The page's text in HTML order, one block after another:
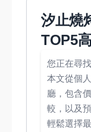
汐止燒
TOP5
您正在尋
本文從個
廳，包含
較，以及
輕鬆選擇